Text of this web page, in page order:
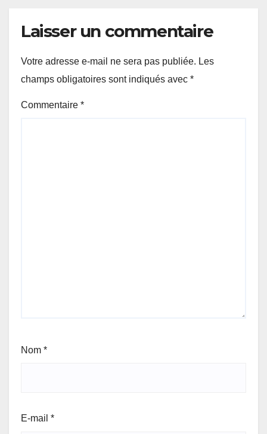
Laisser un commentaire
Votre adresse e-mail ne sera pas publiée. Les
champs obligatoires sont indiqués avec *
Commentaire *
Nom *
E-mail *